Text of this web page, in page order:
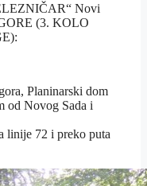
Novi
GОRЕ (3. KОLО
Planinarski dom
od Nоvоg Sаdа i
linije 72 i preko puta